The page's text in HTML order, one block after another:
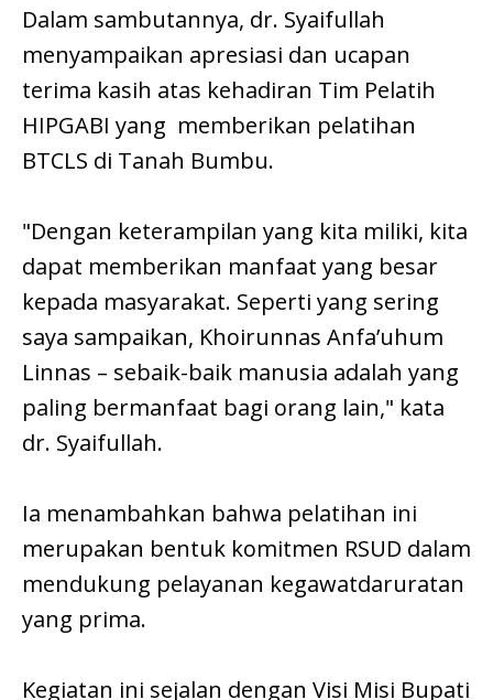
Dalam sambutannya, dr. Syaifullah
menyampaikan apresiasi dan ucapan
terima kasih atas kehadiran Tim Pelatih
HIPGABI yang memberikan pelatihan
BTCLS di Tanah Bumbu.
"Dengan keterampilan yang kita miliki, kita
dapat memberikan manfaat yang besar
kepada masyarakat. Seperti yang sering
saya sampaikan, Khoirunnas Anfa’uhum
Linnas – sebaik-baik manusia adalah yang
paling bermanfaat bagi orang lain," kata
dr. Syaifullah.
Ia menambahkan bahwa pelatihan ini
merupakan bentuk komitmen RSUD dalam
mendukung pelayanan kegawatdaruratan
yang prima.
Kegiatan ini sejalan dengan Visi Misi Bupati